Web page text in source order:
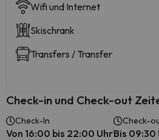
Wifi und Internet
Skischrank
Transfers / Transfer
Check-in und Check-out
Check-In
Von 16:00 bis 22:00 Uhr
Check-
Bis 09:30